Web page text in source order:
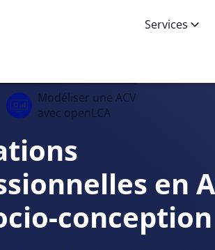
Services
Modéliser une ACV
avec openLCA
en
conception